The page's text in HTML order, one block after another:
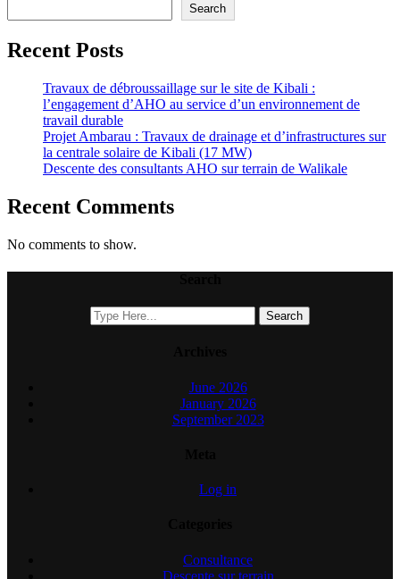
Search
Recent Posts
Travaux de débroussaillage sur le site de Kibali :
l’engagement d’AHO au service d’un environnement de
travail durable
Projet Ambarau : Travaux de drainage et d’infrastructures sur
la centrale solaire de Kibali (17 MW)
Descente des consultants AHO sur terrain de Walikale
Recent Comments
No comments to show.
June 2026
January 2026
September 2023
Log in
Consultance
Descente sur terrain